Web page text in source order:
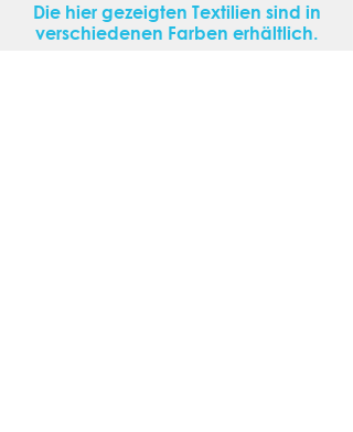
Die hier gezeigten Textilien sind in
verschiedenen Farben erhältlich.